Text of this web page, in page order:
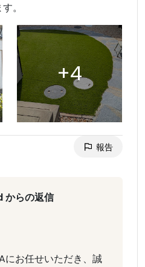
。
報告
らの返信
にお任せいただき、誠